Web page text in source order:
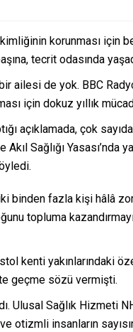
korunması için
tecrit odasında
ailesi de yok. BBC
için dokuz yıllık
açıklamada, çok
Sağlığı Yasası’nda
binden fazla kişi hâlâ
topluma
kenti yakınlarındaki
geçme sözü vermişti.
Ulusal Sağlık Hizmeti
insanların